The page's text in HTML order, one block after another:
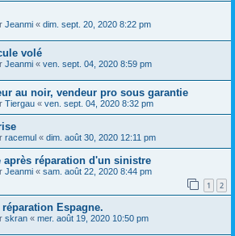
Jeanmi « dim. sept. 20, 2020 8:22 pm
volé
Jeanmi « ven. sept. 04, 2020 8:59 pm
au noir, vendeur pro sous garantie
Tiergau « ven. sept. 04, 2020 8:32 pm
racemul « dim. août 30, 2020 12:11 pm
après réparation d'un sinistre
Jeanmi « sam. août 22, 2020 8:44 pm
1 2
Espagne.
skran « mer. août 19, 2020 10:50 pm